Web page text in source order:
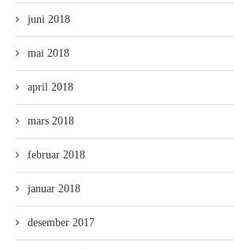
juni 2018
mai 2018
april 2018
mars 2018
februar 2018
januar 2018
desember 2017